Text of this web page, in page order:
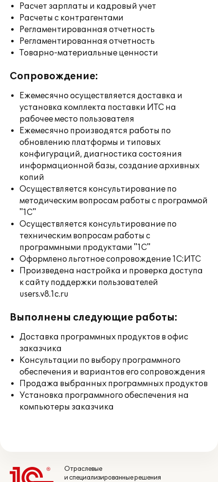
Расчет зарплаты и кадровый учет
Расчеты с контрагентами
Регламентированная отчетность
Регламентированная отчетность
Товарно-материальные ценности
Сопровождение:
Ежемесячно осуществляется доставка и
установка комплекта поставки ИТС на
рабочее место пользователя
Ежемесячно производятся работы по
обновлению платформы и типовых
конфигураций, диагностика состояния
информационной базы, создание архивных
копий
Осуществляется консультирование по
методическим вопросам работы с программой
"1С"
Осуществляется консультирование по
техническим вопросам работы с
программными продуктами "1С"
Оформлено льготное сопровождение 1С:ИТС
Произведена настройка и проверка доступа
к сайту поддержки пользователей
users.v8.1c.ru
Выполнены следующие работы:
Доставка программных продуктов в офис
заказчика
Консультации по выбору программного
обеспечения и вариантов его сопровождения
Продажа выбранных программных продуктов
Установка программного обеспечения на
компьютеры заказчика
Отраслевые
и специализированные решения